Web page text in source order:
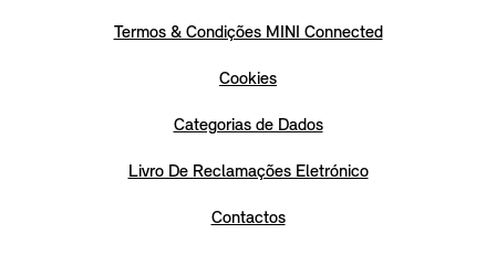
Termos & Condições MINI Connected
Cookies
Categorias de Dados
Livro De Reclamações Eletrónico
Contactos